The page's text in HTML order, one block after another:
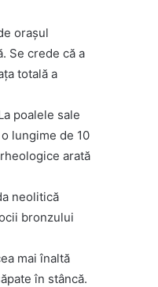
orașul
Se crede că a
totală a
poalele sale
lungime de 10
arată
neolitică
bronzului
mai înaltă
în stâncă.